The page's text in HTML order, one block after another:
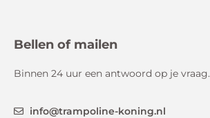
Bellen of mailen
Binnen 24 uur een antwoord op je vraag.
info@trampoline-koning.nl